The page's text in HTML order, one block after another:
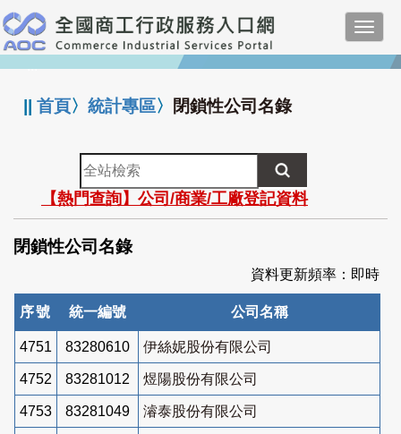
跳
到
主
要
:::
||首頁〉統計專區〉 閉鎖性公司名錄
全
站
檢
索
【熱門查詢】公司/商業/工廠登記資料
閉鎖性公司名錄
資料更新頻率：即時
序號 統一編號 公司名稱
4751 83280610 伊絲妮股份有限公司
4752 83281012 煜陽股份有限公司
4753 83281049 濬泰股份有限公司